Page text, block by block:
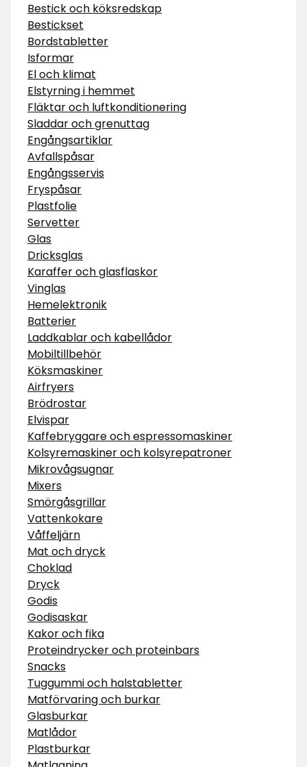
Bestick och köksredskap
Bestickset
Bordstabletter
Isformar
El och klimat
Elstyrning i hemmet
Fläktar och luftkonditionering
Sladdar och grenuttag
Engångsartiklar
Avfallspåsar
Engångsservis
Fryspåsar
Plastfolie
Servetter
Glas
Dricksglas
Karaffer och glasflaskor
Vinglas
Hemelektronik
Batterier
Laddkablar och kabellådor
Mobiltillbehör
Köksmaskiner
Airfryers
Brödrostar
Elvispar
Kaffebryggare och espressomaskiner
Kolsyremaskiner och kolsyrepatroner
Mikrovågsugnar
Mixers
Smörgåsgrillar
Vattenkokare
Våffeljärn
Mat och dryck
Choklad
Dryck
Godis
Godisaskar
Kakor och fika
Proteindrycker och proteinbars
Snacks
Tuggummi och halstabletter
Matförvaring och burkar
Glasburkar
Matlådor
Plastburkar